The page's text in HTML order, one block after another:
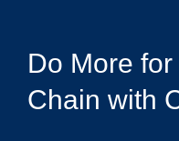
Do More
Chain with